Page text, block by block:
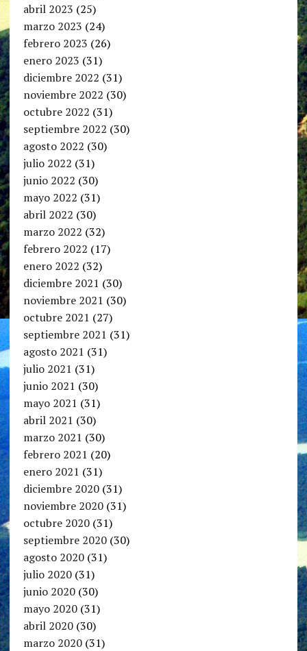
abril 2023 (25)
marzo 2023 (24)
febrero 2023 (26)
enero 2023 (31)
diciembre 2022 (31)
noviembre 2022 (30)
octubre 2022 (31)
septiembre 2022 (30)
agosto 2022 (30)
julio 2022 (31)
junio 2022 (30)
mayo 2022 (31)
abril 2022 (30)
marzo 2022 (32)
febrero 2022 (17)
enero 2022 (32)
diciembre 2021 (30)
noviembre 2021 (30)
octubre 2021 (27)
septiembre 2021 (31)
agosto 2021 (31)
julio 2021 (31)
junio 2021 (30)
mayo 2021 (31)
abril 2021 (30)
marzo 2021 (30)
febrero 2021 (20)
enero 2021 (31)
diciembre 2020(31)
noviembre 2020(31)
octubre 2020(31)
septiembre 2020(30)
agosto 2020(31)
julio 2020(31)
junio 2020(30)
mayo 2020(31)
abril 2020(30)
marzo 2020(31)